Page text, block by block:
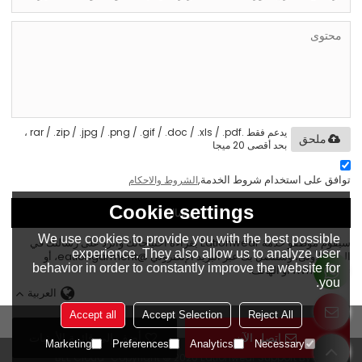
اتصل الآن أضف إلى قائمة الأمنيات
يدعم فقط .rar / .zip / .jpg / .png / .gif / .doc / .xls / .pdf ،
بحد أقصى 20 ميجا
ملحق
توافق على استخدام شروط الخدمة,الشروط والاحكام
إرسال
سيقوم موظفو خدمة Eationwear بقراءة احتياجاتك والرد على رسالتك في
المرة الأولى، وسنتصل بك عبر البريد الإلكتروني @eationgarment، أو
WhatsApp، أو الهاتف.
العربية
Copyright © 2026EationwearSupport By
Cookie settings
We use cookies to provide you with the best possible
experience. They also allow us to analyze user
behavior in order to constantly improve the website for
you.
Reject All
Accept Selection
Accept all
Necessary
Analytics
Preferences
Marketing